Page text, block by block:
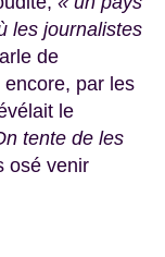
les journalistes
de
encore, par les
le
tente de les
osé venir